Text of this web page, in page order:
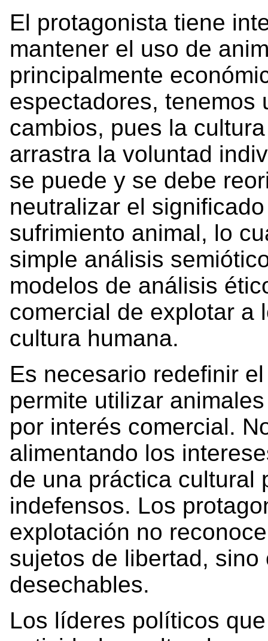
El protagonista tiene
mantener el uso de
principalmente
espectadores, tenemos
cambios, pues la
arrastra la voluntad
se puede y se debe
neutralizar el
sufrimiento animal, lo
simple análisis
modelos de análisis
comercial de explotar a
cultura humana.
Es necesario redefinir
permite utilizar
por interés comercial.
alimentando los
de una práctica cultural
indefensos. Los
explotación no
sujetos de libertad,
desechables.
Los líderes políticos